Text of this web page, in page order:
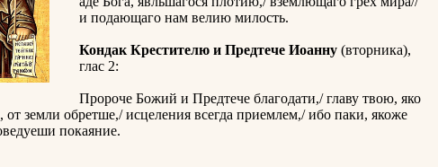
и подающаго нам велию милость.
Кондак Крестителю и Предтече Иоанну (вторника),
глас 2:
Пророче Божий и Предтече благодати,/ главу твою, яко
земли обретше,/ исцеления всегда приемлем,/ ибо паки, якоже
покаяние.